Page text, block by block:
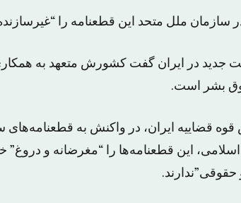
سازمان ملل متحد این قطعنامه را
جدید در ایران گفت کشورش متعهد به
بشر است.
قوه قضاییه ایران، در واکنش به قطعنامه‌های
این قطعنامه‌ها را “مغرضانه و دروغ”